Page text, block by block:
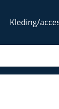
Kleding/
- app - fitness